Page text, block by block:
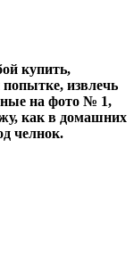
купить,
извлечь
на фото № 1,
как в домашних
челнок.